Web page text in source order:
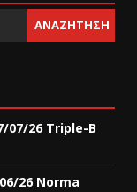
ΑΝΑΖΉΤΗΣΗ
07/26 Triple-B
26 Norma